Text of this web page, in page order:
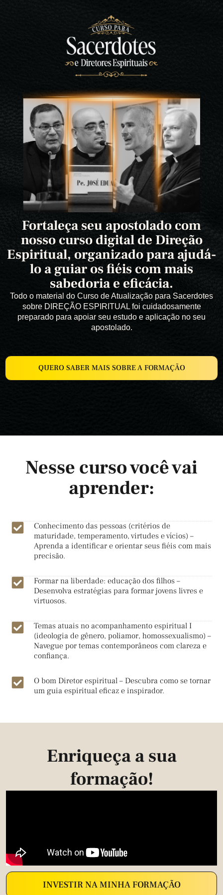
Fortaleça seu apostolado com
nosso curso digital de Direção
Espiritual, organizado para ajudá-
lo a guiar os fiéis com mais
sabedoria e eficácia.
Todo o material do Curso de Atualização para Sacerdotes
sobre DIREÇÃO ESPIRITUAL foi cuidadosamente
preparado para apoiar seu estudo e aplicação no seu
apostolado.
QUERO SABER MAIS SOBRE A FORMAÇÃO
Nesse curso você vai
aprender:
Conhecimento das pessoas (critérios de
maturidade, temperamento, virtudes e vícios) –
Aprenda a identificar e orientar seus fiéis com mais
precisão.
Formar na liberdade: educação dos filhos –
Desenvolva estratégias para formar jovens livres e
virtuosos.
Temas atuais no acompanhamento espiritual I
(ideologia de gênero, poliamor, homossexualismo) –
Navegue por temas contemporâneos com clareza e
confiança.
O bom Diretor espiritual – Descubra como se tornar
um guia espiritual eficaz e inspirador.
Enriqueça a sua
formação!
INVESTIR NA MINHA FORMAÇÃO